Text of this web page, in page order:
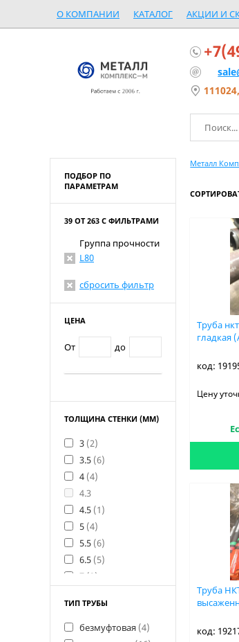
ПОДБОР ПО
ПАРАМЕТРАМ
39 ОТ 263 С ФИЛЬТРАМИ
Группа прочности
L80
сбросить фильтр
ЦЕНА
От до
ТОЛЩИНА СТЕНКИ (ММ)
3 (2)
3.5 (6)
4 (4)
4.3
4.5 (1)
5 (4)
5.5 (6)
6.5 (5)
7 (3)
7.5(2)
8(2)
ТИП ТРУБЫ
безмуфтовая (4)
Металл
Труба
гладкая
код:
Цену
Труба
код:
О КОМПАНИИ КАТАЛОГ АКЦИИ И